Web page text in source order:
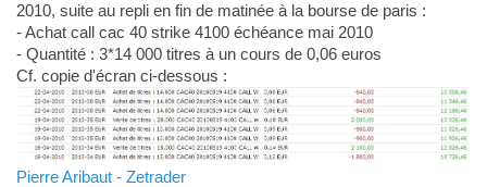
2010, suite au repli en fin de matinée à la bourse de paris :
- Achat call cac 40 strike 4100 échéance mai 2010
- Quantité : 3*14 000 titres à un cours de 0,06 euros
Cf. copie d'écran ci-dessous :
Pierre Aribaut - Zetrader